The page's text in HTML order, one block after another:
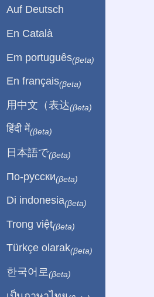
Auf Deutsch
En Català
Em português(βeta)
En français(βeta)
用中文（表达(βeta)
हिंदी में(βeta)
日本語で(βeta)
По-русски(βeta)
Di indonesia(βeta)
Trong việt(βeta)
Türkçe olarak(βeta)
한국어로 (βeta)